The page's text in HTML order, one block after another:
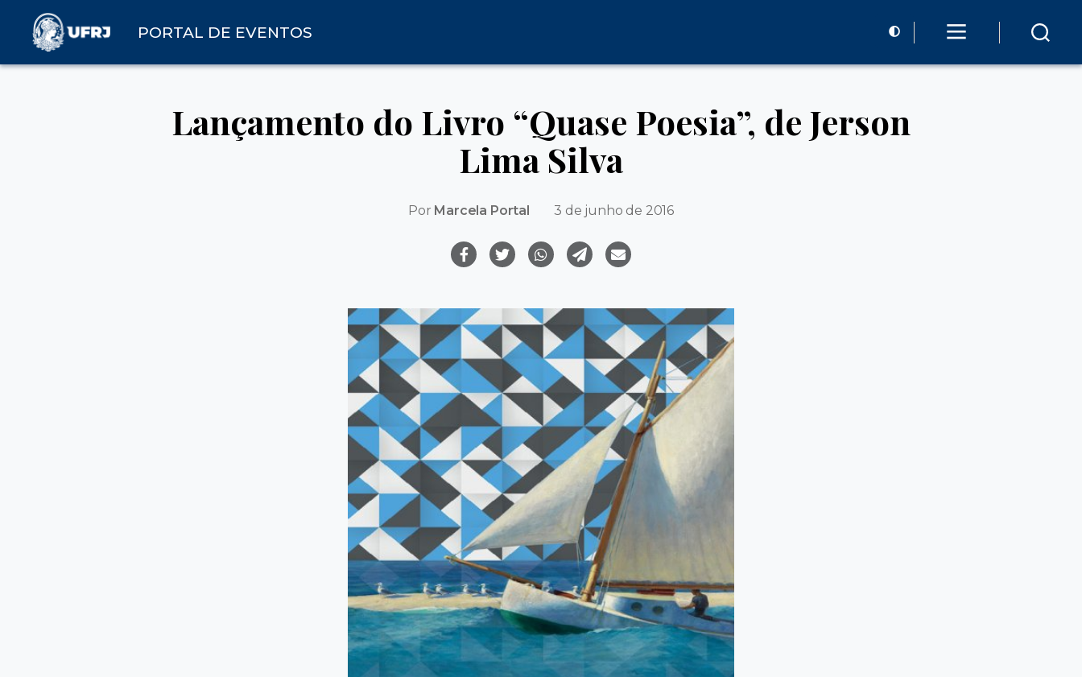
PORTAL DE EVENTOS
Lançamento do Livro “Quase Poesia”, de Jerson
Lima Silva
Por Marcela Portal 3 de junho de 2016